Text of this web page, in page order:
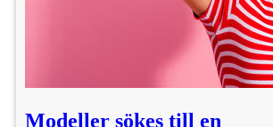
Modeller sökes till en